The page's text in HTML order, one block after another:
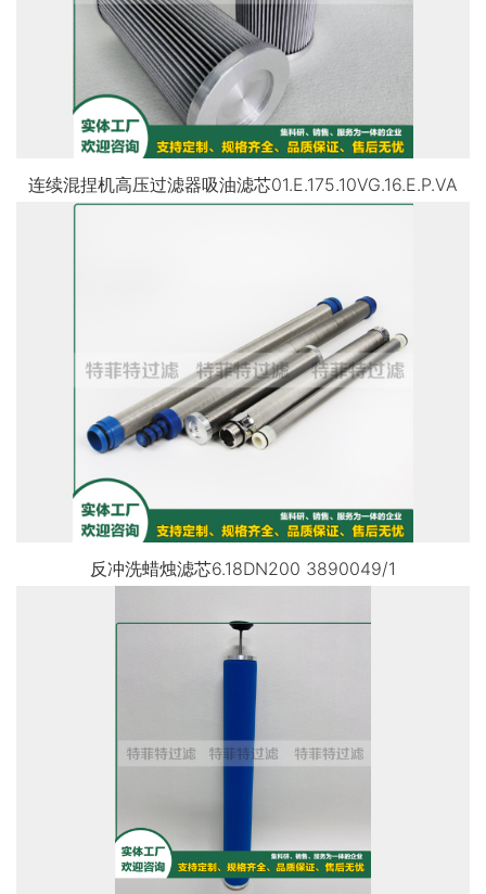
连续混捏机高压过滤器吸油滤芯01.E.175.10VG.16.E.P.VA
反冲洗蜡烛滤芯6.18DN200 3890049/1